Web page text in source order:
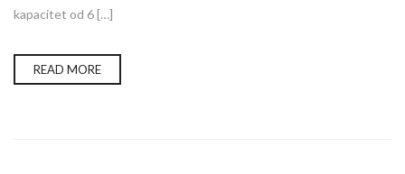
kapacitet od 6 […]
READ MORE